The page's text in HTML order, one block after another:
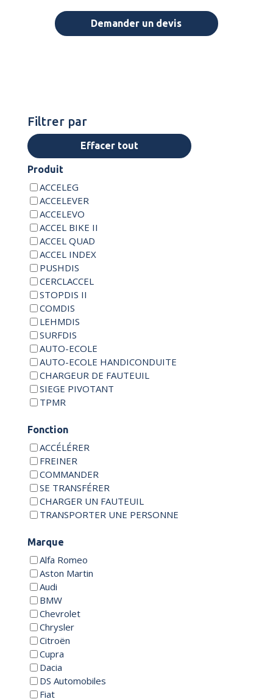
Demander un devis
Filtrer par
Effacer tout
Produit
ACCELEG
ACCELEVER
ACCELEVO
ACCEL BIKE II
ACCEL QUAD
ACCEL INDEX
PUSHDIS
CERCLACCEL
STOPDIS II
COMDIS
LEHMDIS
SURFDIS
AUTO-ECOLE
AUTO-ECOLE HANDICONDUITE
CHARGEUR DE FAUTEUIL
SIEGE PIVOTANT
TPMR
Fonction
ACCÉLÉRER
FREINER
COMMANDER
SE TRANSFÉRER
CHARGER UN FAUTEUIL
TRANSPORTER UNE PERSONNE
Marque
Alfa Romeo
Aston Martin
Audi
BMW
Chevrolet
Chrysler
Citroën
Cupra
Dacia
DS Automobiles
Fiat